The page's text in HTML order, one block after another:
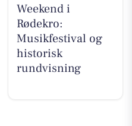
Weekend i
Rødekro:
Musikfestival og
historisk
rundvisning